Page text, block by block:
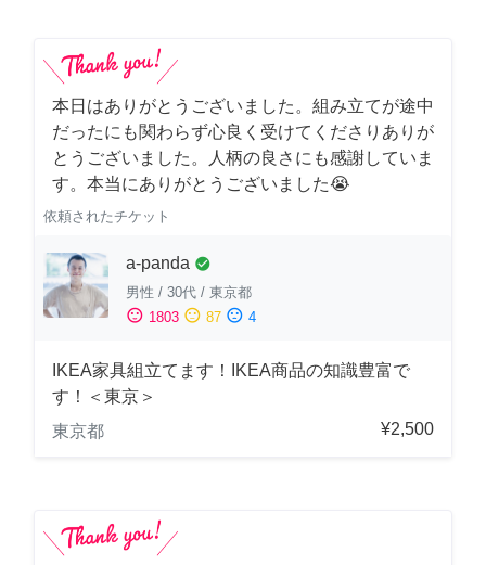
本日はありがとうございました。組み立てが途中
だったにも関わらず心良く受けてくださりありが
とうございました。人柄の良さにも感謝していま
す。本当にありがとうございました😭
依頼されたチケット
a-panda check_circle
男性 / 30代 / 東京都
sentiment_satisfied 1803 sentiment_neutral 87 sentiment_dissatisfied 4
IKEA家具組立てます！IKEA商品の知識豊富で
す！＜東京＞
東京都
¥2,500